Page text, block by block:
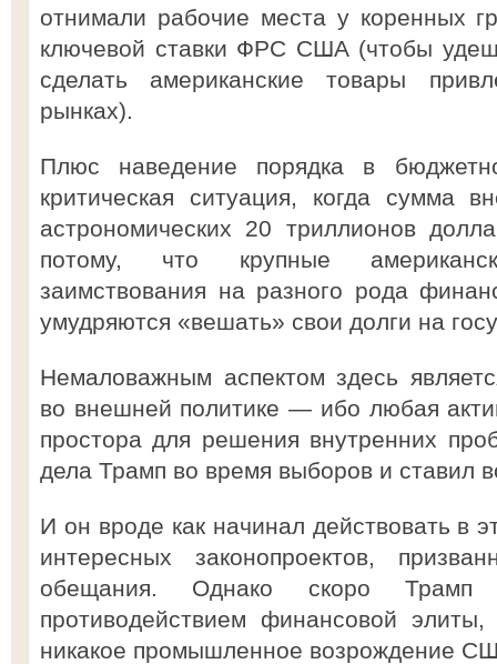
отнимали рабочие места у коренных
ключевой ставки ФРС США (чтобы
сделать американские товары
рынках).
Плюс наведение порядка в
критическая ситуация, когда сумма
астрономических 20 триллионов
потому, что крупные
заимствования на разного рода
умудряются «вешать» свои долги на
Немаловажным аспектом здесь
во внешней политике — ибо любая
простора для решения внутренних
дела Трамп во время выборов и ставил
И он вроде как начинал действовать в
интересных законопроектов,
обещания. Однако скоро
противодействием финансовой
никакое промышленное возрождение